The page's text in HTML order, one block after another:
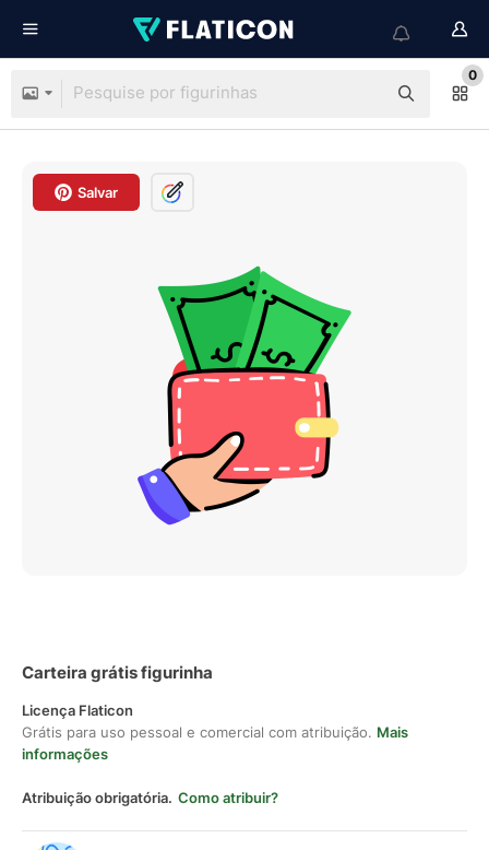
0
Salvar
Carteira grátis figurinha
Licença Flaticon
Grátis para uso pessoal e comercial com atribuição. Mais
informações
Atribuição obrigatória. Como atribuir?